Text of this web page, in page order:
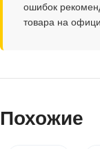
ошибок
товара на
Похожие